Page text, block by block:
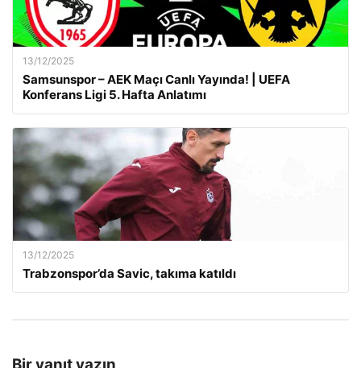
13/12/2025
Samsunspor – AEK Maçı Canlı Yayında! | UEFA
Konferans Ligi 5. Hafta Anlatımı
13/12/2025
Trabzonspor’da Savic, takıma katıldı
Bir yanıt yazın